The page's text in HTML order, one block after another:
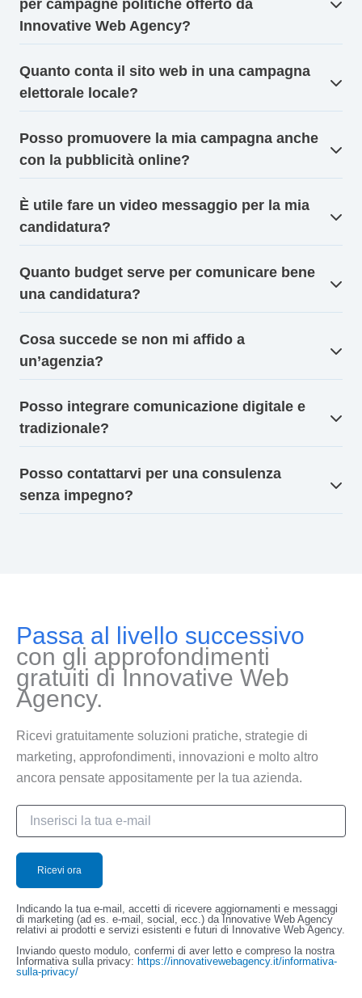
per campagne politiche offerto da
Innovative Web Agency?
Quanto conta il sito web in una campagna
elettorale locale?
Posso promuovere la mia campagna anche
con la pubblicità online?
È utile fare un video messaggio per la mia
candidatura?
Quanto budget serve per comunicare bene
una candidatura?
Cosa succede se non mi affido a
un’agenzia?
Posso integrare comunicazione digitale e
tradizionale?
Posso contattarvi per una consulenza
senza impegno?
Passa al livello successivo
con gli approfondimenti
gratuiti di Innovative Web
Agency.
Ricevi gratuitamente soluzioni pratiche, strategie di
marketing, approfondimenti, innovazioni e molto altro
ancora pensate appositamente per la tua azienda.
Indicando la tua e-mail, accetti di ricevere aggiornamenti e messaggi
di marketing (ad es. e-mail, social, ecc.) da Innovative Web Agency
relativi ai prodotti e servizi esistenti e futuri di Innovative Web Agency.
Inviando questo modulo, confermi di aver letto e compreso la nostra
Informativa sulla privacy: https://innovativewebagency.it/informativa-
sulla-privacy/